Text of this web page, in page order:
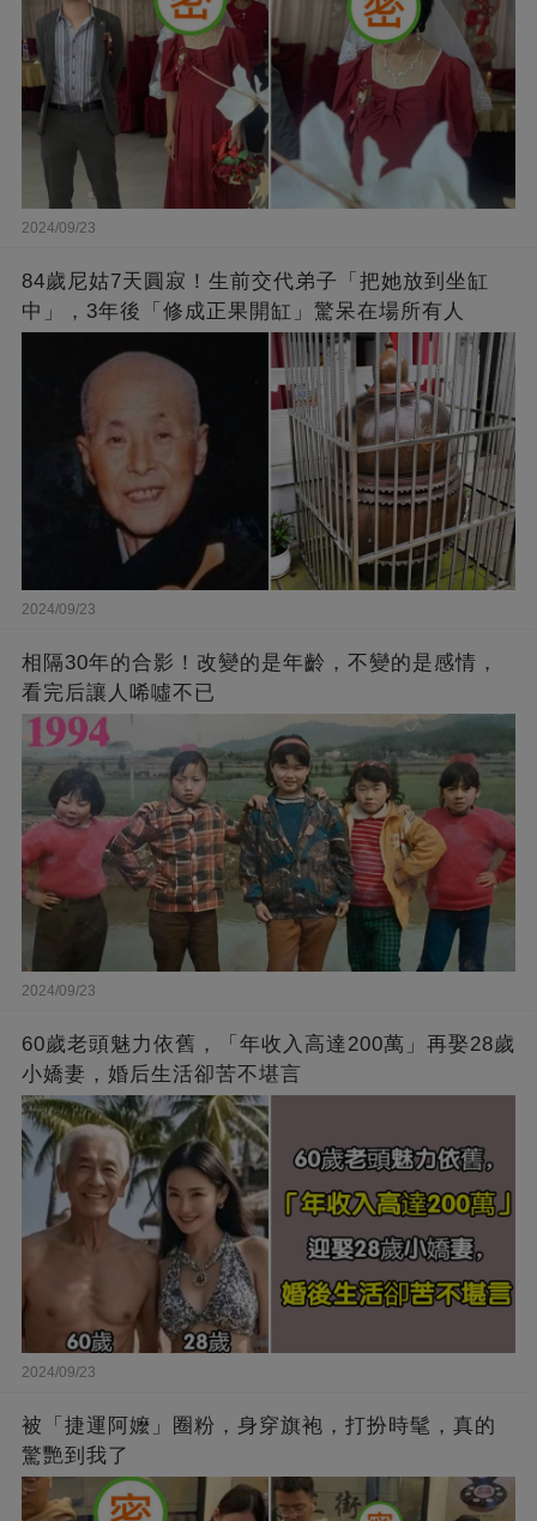
2024/09/23
84歲尼姑7天圓寂！生前交代弟子「把她放到坐缸
中」，3年後「修成正果開缸」驚呆在場所有人
2024/09/23
相隔30年的合影！改變的是年齡，不變的是感情，
看完后讓人唏噓不已
2024/09/23
60歲老頭魅力依舊，「年收入高達200萬」再娶28歲
小嬌妻，婚后生活卻苦不堪言
2024/09/23
被「捷運阿嬤」圈粉，身穿旗袍，打扮時髦，真的
驚艷到我了